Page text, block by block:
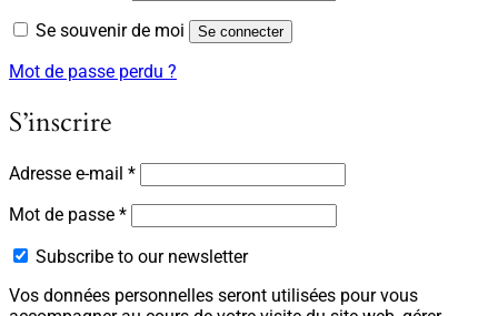
Se souvenir de moi Se connecter
Mot de passe perdu ?
S’inscrire
Adresse e-mail *Obligatoire
Mot de passe *Obligatoire
Subscribe to our newsletter
Vos données personnelles seront utilisées pour vous